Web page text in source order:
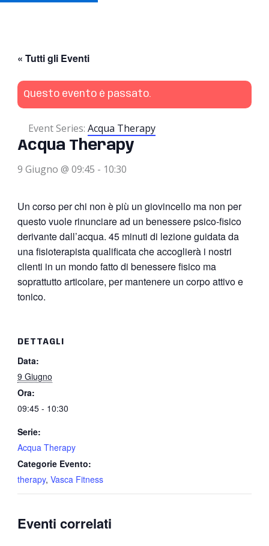
« Tutti gli Eventi
Questo evento è passato.
Event Series: Acqua Therapy
Acqua Therapy
9 Giugno @ 09:45 - 10:30
Un corso per chi non è più un giovincello ma non per
questo vuole rinunciare ad un benessere psico-fisico
derivante dall’acqua. 45 minuti di lezione guidata da
una fisioterapista qualificata che accoglierà i nostri
clienti in un mondo fatto di benessere fisico ma
soprattutto articolare, per mantenere un corpo attivo e
tonico.
DETTAGLI
Data:
9 Giugno
Ora:
09:45 - 10:30
Serie:
Acqua Therapy
Categorie Evento:
therapy, Vasca Fitness
Eventi correlati